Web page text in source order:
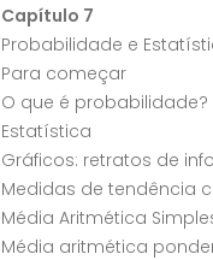
Capítulo 7
Probabilidade e
Para começar
O que é probabilidade?
Estatística
Gráficos: retratos de
Medidas de tendência
Média Aritmética
Média aritmética